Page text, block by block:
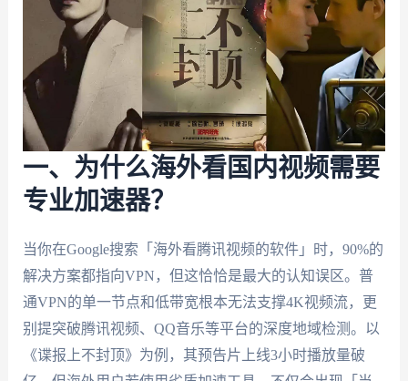
一、为什么海外看国内视频需要
专业加速器？
当你在Google搜索「海外看腾讯视频的软件」时，90%的
解决方案都指向VPN，但这恰恰是最大的认知误区。普
通VPN的单一节点和低带宽根本无法支撑4K视频流，更
别提突破腾讯视频、QQ音乐等平台的深度地域检测。以
《谍报上不封顶》为例，其预告片上线3小时播放量破